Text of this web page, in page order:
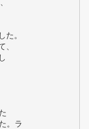
た。
、
。ラ